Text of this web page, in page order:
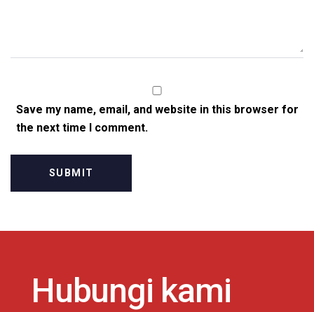
Save my name, email, and website in this browser for
the next time I comment.
Hubungi kami